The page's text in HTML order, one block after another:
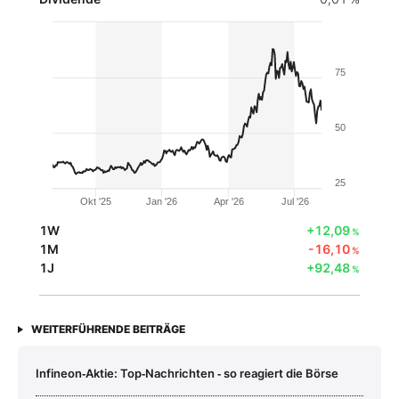
Okt '25 Jan '26 Apr '26 Jul '26
25
50
75
1W +12,09%
1M -16,10%
1J +92,48%
WEITERFÜHRENDE BEITRÄGE
Infineon‑Aktie: Top‑Nachrichten ‑ so reagiert die Börse